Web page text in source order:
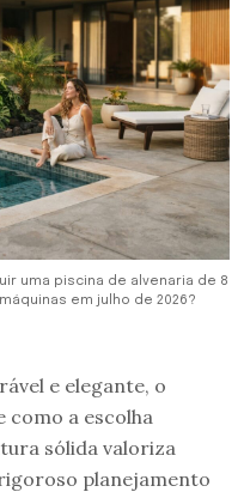
uma piscina de alvenaria de 8
em julho de 2026?
e elegante, o
a escolha
sólida valoriza
planejamento